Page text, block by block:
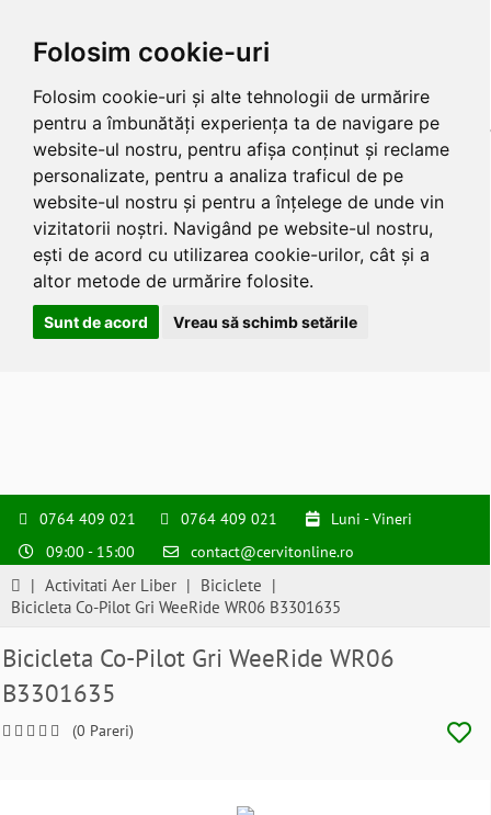
Folosim cookie-uri
Folosim cookie-uri și alte tehnologii de urmărire
pentru a îmbunătăți experiența ta de navigare pe
website-ul nostru, pentru afișa conținut și reclame
personalizate, pentru a analiza traficul de pe
website-ul nostru și pentru a înțelege de unde vin
vizitatorii noștri. Navigând pe website-ul nostru,
ești de acord cu utilizarea cookie-urilor, cât și a
altor metode de urmărire folosite.
Sunt de acord Vreau să schimb setările
0764 409 021 0764 409 021
Luni - Vineri
09:00 - 15:00
contact@cervitonline.ro
| Activitati Aer Liber | Biciclete |
Bicicleta Co-Pilot Gri WeeRide WR06 B3301635
Bicicleta Co-Pilot Gri WeeRide WR06
B3301635
(0 Pareri)